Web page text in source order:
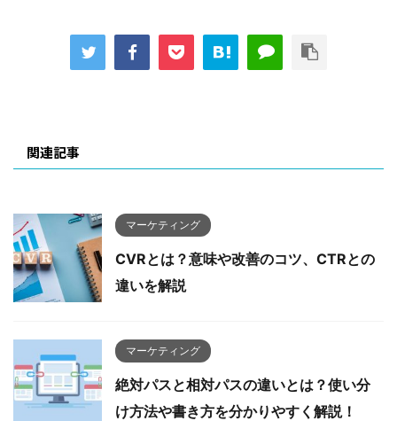
関連記事
マーケティング
CVRとは？意味や改善のコツ、CTRとの
違いを解説
マーケティング
絶対パスと相対パスの違いとは？使い分
け方法や書き方を分かりやすく解説！